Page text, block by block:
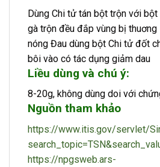
Dùng Chi tử tán bột trộn với
gà trộn đều đắp vùng bị
nóng Đau dùng bột Chi tử đốt
bôi vào có tác dụng giảm dau
Liều dùng và chú ý:
8-20g, không dùng doi với
Nguồn tham khảo
https://www.itis.gov/servlet/
https://npgsweb.ars-